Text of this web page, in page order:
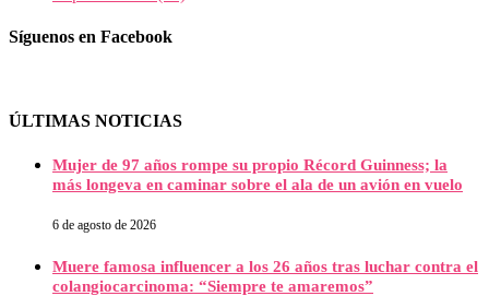
Síguenos en Facebook
ÚLTIMAS NOTICIAS
Mujer de 97 años rompe su propio Récord Guinness; la
más longeva en caminar sobre el ala de un avión en vuelo
6 de agosto de 2026
Muere famosa influencer a los 26 años tras luchar contra el
colangiocarcinoma: “Siempre te amaremos”